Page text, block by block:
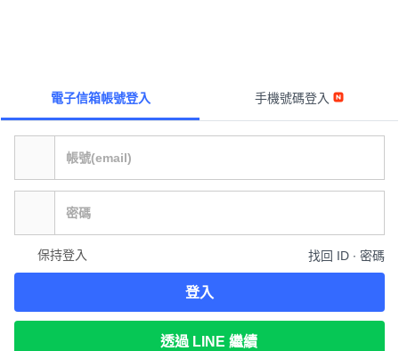
電子信箱帳號登入 手機號碼登入
保持登入 找回 ID ∙ 密碼
登入
透過 LINE 繼續